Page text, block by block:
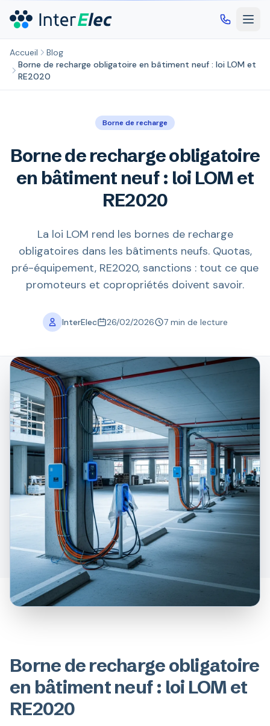
Accueil
Blog
Borne de recharge obligatoire en bâtiment neuf : loi LOM et
RE2020
Borne de recharge
Borne de recharge obligatoire
en bâtiment neuf : loi LOM et
RE2020
La loi LOM rend les bornes de recharge
obligatoires dans les bâtiments neufs. Quotas,
pré-équipement, RE2020, sanctions : tout ce que
promoteurs et copropriétés doivent savoir.
InterElec 26/02/2026 7 min de lecture
Borne de recharge obligatoire
en bâtiment neuf : loi LOM et
RE2020